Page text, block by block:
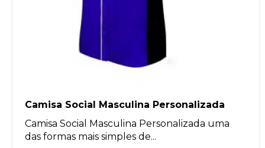
Camisa Social Masculina Personalizada
Camisa Social Masculina Personalizada uma
das formas mais simples de...